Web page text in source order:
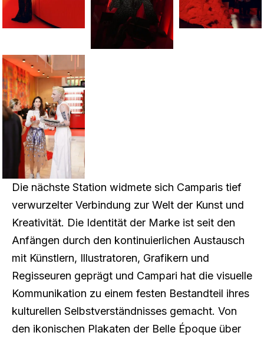
Die nächste Station widmete sich Camparis tief
verwurzelter Verbindung zur Welt der Kunst und
Kreativität. Die Identität der Marke ist seit den
Anfängen durch den kontinuierlichen Austausch
mit Künstlern, Illustratoren, Grafikern und
Regisseuren geprägt und Campari hat die visuelle
Kommunikation zu einem festen Bestandteil ihres
kulturellen Selbstverständnisses gemacht. Von
den ikonischen Plakaten der Belle Époque über